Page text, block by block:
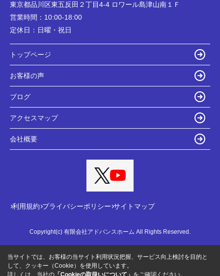
東京都品川区東五反田２丁目4-4 ロワール島津山南１Ｆ
営業時間： 10:00-18:00
定休日： 日曜・祝日
トップページ
お客様の声
ブログ
アクセスマップ
会社概要
利用規約 プライバシーポリシー サイトマップ
Copyright(c) 有限会社アドバンスホーム All Rights Reserved.
当サイトでは、お客様の当サイト利用状況把握、サービス向上検討を目的と
して、クッキー（Cookie）を使用しています。
詳しくは、当社の 「Cookieの取扱いについて」 をご確認ください。